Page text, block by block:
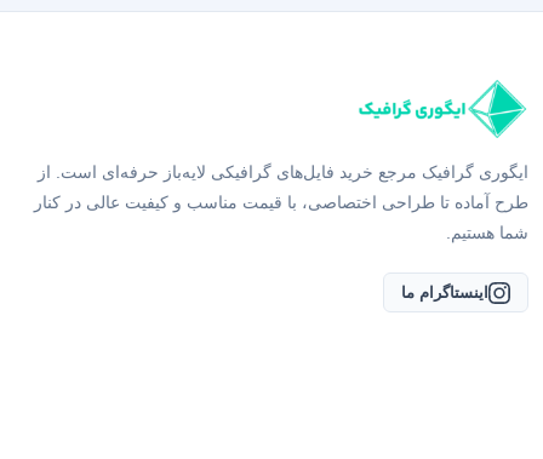
ایگوری گرافیک مرجع خرید فایل‌های گرافیکی لایه‌باز حرفه‌ای است. از
طرح آماده تا طراحی اختصاصی، با قیمت مناسب و کیفیت عالی در کنار
شما هستیم.
اینستاگرام ما